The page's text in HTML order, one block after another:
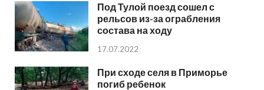
Под Тулой поезд сошел с
рельсов из-за ограбления
состава на ходу
17.07.2022
При сходе селя в Приморье
погиб ребенок